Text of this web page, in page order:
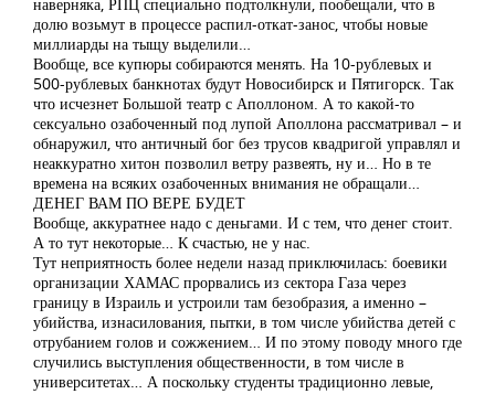
долю возьмут в процессе распил-откат-занос, чтобы новые
миллиарды на тыщу выделили…
Вообще, все купюры собираются менять. На 10-рублевых и
500-рублевых банкнотах будут Новосибирск и Пятигорск. Так
что исчезнет Большой театр с Аполлоном. А то какой-то
сексуально озабоченный под лупой Аполлона рассматривал – и
обнаружил, что античный бог без трусов квадригой управлял и
неаккуратно хитон позволил ветру развеять, ну и… Но в те
времена на всяких озабоченных внимания не обращали…
ДЕНЕГ ВАМ ПО ВЕРЕ БУДЕТ
Вообще, аккуратнее надо с деньгами. И с тем, что денег стоит.
А то тут некоторые… К счастью, не у нас.
Тут неприятность более недели назад приключилась: боевики
организации ХАМАС прорвались из сектора Газа через
границу в Израиль и устроили там безобразия, а именно –
убийства, изнасилования, пытки, в том числе убийства детей с
отрубанием голов и сожжением… И по этому поводу много где
случились выступления общественности, в том числе в
университетах… А поскольку студенты традиционно левые,